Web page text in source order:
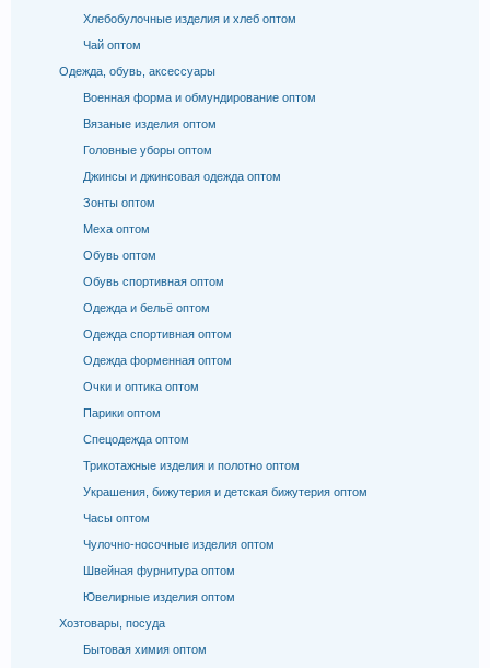
Хлебобулочные изделия и хлеб оптом
Чай оптом
Одежда, обувь, аксессуары
Военная форма и обмундирование оптом
Вязаные изделия оптом
Головные уборы оптом
Джинсы и джинсовая одежда оптом
Зонты оптом
Меха оптом
Обувь оптом
Обувь спортивная оптом
Одежда и бельё оптом
Одежда спортивная оптом
Одежда форменная оптом
Очки и оптика оптом
Парики оптом
Спецодежда оптом
Трикотажные изделия и полотно оптом
Украшения, бижутерия и детская бижутерия оптом
Часы оптом
Чулочно-носочные изделия оптом
Швейная фурнитура оптом
Ювелирные изделия оптом
Хозтовары, посуда
Бытовая химия оптом